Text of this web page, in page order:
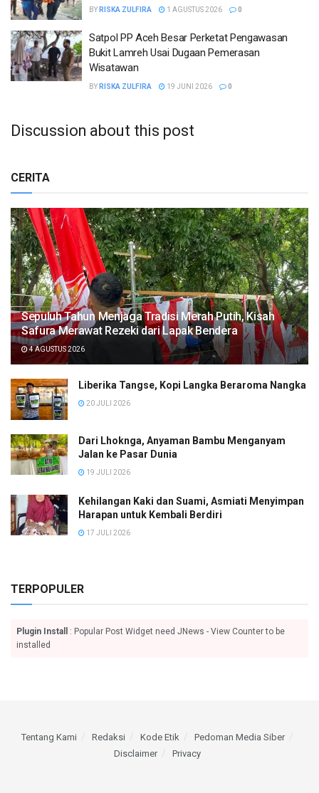
BY RISKA ZULFIRA 1 AGUSTUS 2026 0
Satpol PP Aceh Besar Perketat Pengawasan
Bukit Lamreh Usai Dugaan Pemerasan
Wisatawan
BY RISKA ZULFIRA 19 JUNI 2026 0
Discussion about this post
CERITA
Sepuluh Tahun Menjaga Tradisi Merah Putih, Kisah
Safura Merawat Rezeki dari Lapak Bendera
4 AGUSTUS 2026
Liberika Tangse, Kopi Langka Beraroma Nangka
20 JULI 2026
Dari Lhoknga, Anyaman Bambu Menganyam
Jalan ke Pasar Dunia
19 JULI 2026
Kehilangan Kaki dan Suami, Asmiati Menyimpan
Harapan untuk Kembali Berdiri
17 JULI 2026
TERPOPULER
Plugin Install
: Popular Post Widget need JNews - View Counter to be
installed
Tentang Kami Redaksi Kode Etik
Pedoman Media Siber
Disclaimer
Privacy